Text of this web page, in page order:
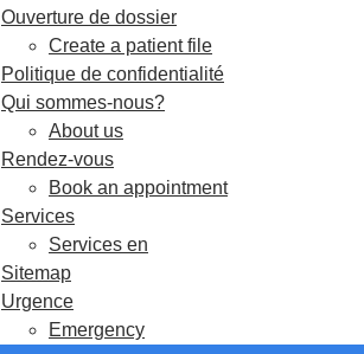
Ouverture de dossier
Create a patient file
Politique de confidentialité
Qui sommes-nous?
About us
Rendez-vous
Book an appointment
Services
Services en
Sitemap
Urgence
Emergency